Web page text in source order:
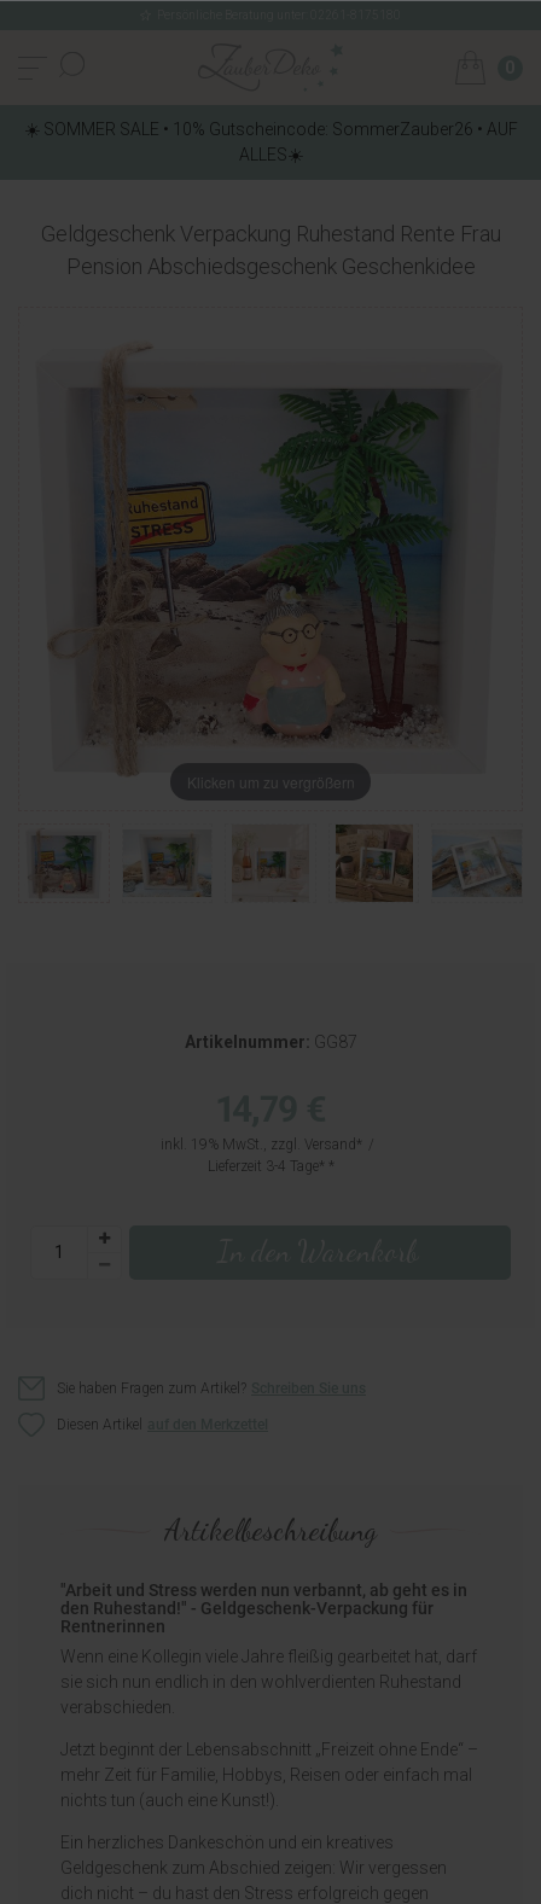
☀️ SOMMER SALE • 10% Gutscheincode: SommerZauber26 • AUF
ALLES☀️
Geldgeschenk Verpackung Ruhestand Rente Frau
Pension Abschiedsgeschenk Geschenkidee
Klicken um zu vergrößern
Artikelnummer: GG87
inkl. 19% MwSt., zzgl. Versand
Lieferzeit 3-4 Tage*
Sie haben Fragen zum Artikel?
Diesen Artikel
Artikelbeschreibung
"Arbeit und Stress werden nun verbannt, ab geht es in
den Ruhestand!" - Geldgeschenk-Verpackung für
Rentnerinnen
Wenn eine Kollegin viele Jahre fleißig gearbeitet hat, darf
sie sich nun endlich in den wohlverdienten Ruhestand
verabschieden.
Jetzt beginnt der Lebensabschnitt „Freizeit ohne Ende“ –
mehr Zeit für Familie, Hobbys, Reisen oder einfach mal
nichts tun (auch eine Kunst!).
Ein herzliches Dankeschön und ein kreatives
Geldgeschenk zum Abschied zeigen: Wir vergessen
dich nicht – du hast den Stress erfolgreich gegen